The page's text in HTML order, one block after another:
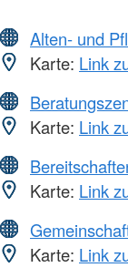
Alten- und
Karte: Link
Karte: Link
Karte: Link
Karte: Link